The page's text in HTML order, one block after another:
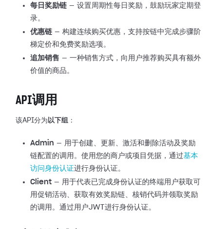
每日奖励链 — 设置周期性每日奖励，鼓励玩家定期登
录。
优惠链 — 构建连续购买优惠，支持按链中完成步骤阶
梯定价和免费奖励选项。
追加销售 — 一种销售方式，向用户推荐购买具有额外
价值的商品。
API调用
该API分为以下组 ：
Admin — 用于创建、更新、激活和删除活动及奖励
链配置的调用。使用您的商户或项目凭据，通过基本
访问身份认证进行身份认证。
Client — 用于代表已完成身份认证的终端用户获取可
用促销活动、获取有效奖励链、核销代码并领取奖励
的调用。通过用户JWT进行身份认证。